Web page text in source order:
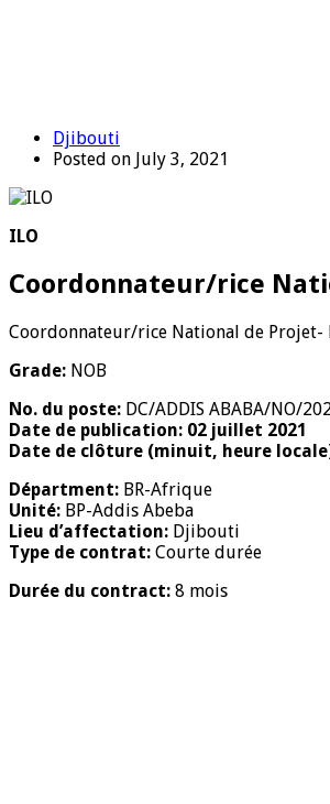
Djibouti
Posted on July 3, 2021
ILO
Coordonnateur/rice
Coordonnateur/rice National de Projet-
Grade: NOB
No. du poste: DC/ADDIS ABABA/NO/
Date de publication: 02 juillet 2021
Date de clôture (minuit, heure
Départment: BR-Afrique
Unité: BP-Addis Abeba
Lieu d’affectation: Djibouti
Type de contrat: Courte durée
Durée du contract: 8 mois